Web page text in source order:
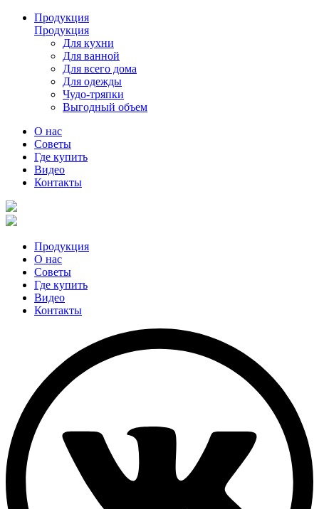
Продукция
Продукция
Для кухни
Для ванной
Для всего дома
Для одежды
Чудо-тряпки
Выгодный объем
О нас
Советы
Где купить
Видео
Контакты
Продукция
О нас
Советы
Где купить
Видео
Контакты